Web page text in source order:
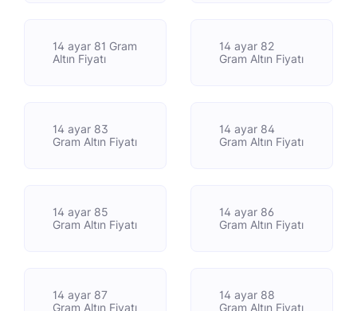
14 ayar 81 Gram
Altın Fiyatı
14 ayar 82
Gram Altın Fiyatı
14 ayar 83
Gram Altın Fiyatı
14 ayar 84
Gram Altın Fiyatı
14 ayar 85
Gram Altın Fiyatı
14 ayar 86
Gram Altın Fiyatı
14 ayar 87
Gram Altın Fiyatı
14 ayar 88
Gram Altın Fiyatı